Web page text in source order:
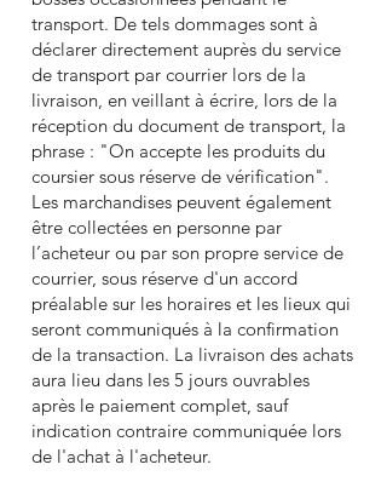
transport. De tels dommages sont à
déclarer directement auprès du service
de transport par courrier lors de la
livraison, en veillant à écrire, lors de la
réception du document de transport, la
phrase : "On accepte les produits du
coursier sous réserve de vérification".
Les marchandises peuvent également
être collectées en personne par
l’acheteur ou par son propre service de
courrier, sous réserve d'un accord
préalable sur les horaires et les lieux qui
seront communiqués à la confirmation
de la transaction. La livraison des achats
aura lieu dans les 5 jours ouvrables
après le paiement complet, sauf
indication contraire communiquée lors
de l'achat à l'acheteur.